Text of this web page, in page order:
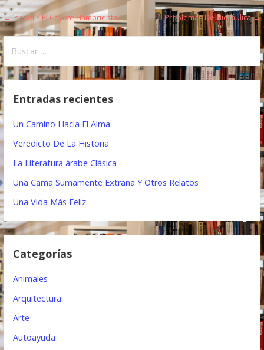
N
a
v
e
a
ó
d
n
← Isabel Y El Coyote Hambriento Problemas De Hidráulica →
s
Entradas recientes
Un Camino Hacia El Alma
Veredicto De La Historia
La Literatura árabe Clásica
Una Cama Sumamente Extrana Y Otros Relatos
Una Vida Más Feliz
Categorías
Animales
Arquitectura
Arte
Autoayuda